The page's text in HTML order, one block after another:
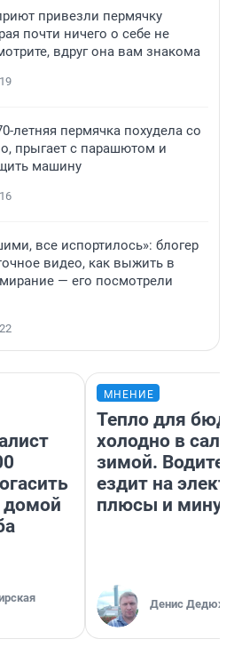
привезли пермячку
почти ничего о себе не
вдруг она вам знакома
19
летняя пермячка похудела со
прыгает с парашютом и
машину
16
все испортилось»: блогер
видео, как выжить в
— его посмотрели
22
домой
МНЕНИЕ
Тепло для
холодно в
зимой.
ездит на
плюсы и
Денис